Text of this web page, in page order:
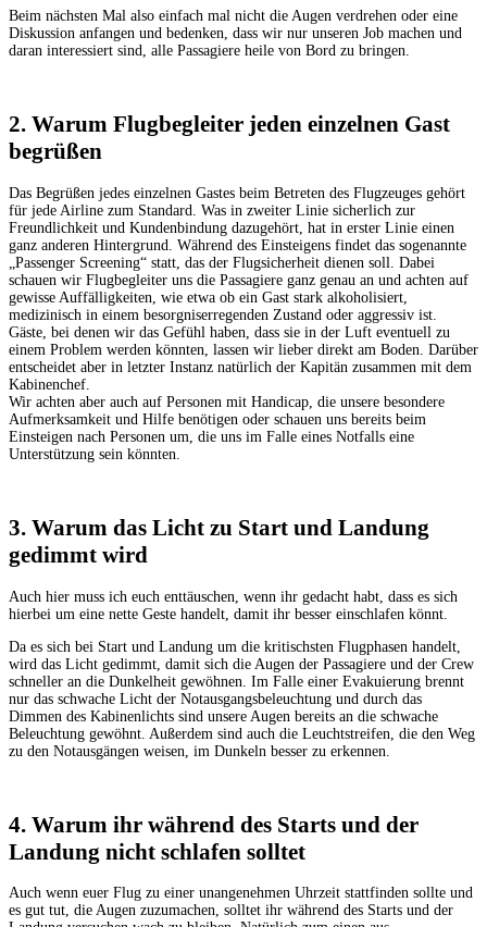
Beim nächsten Mal also einfach mal nicht die Augen verdrehen oder eine
Diskussion anfangen und bedenken, dass wir nur unseren Job machen und
daran interessiert sind, alle Passagiere heile von Bord zu bringen.
2. Warum Flugbegleiter jeden einzelnen Gast
begrüßen
Das Begrüßen jedes einzelnen Gastes beim Betreten des Flugzeuges gehört
für jede Airline zum Standard. Was in zweiter Linie sicherlich zur
Freundlichkeit und Kundenbindung dazugehört, hat in erster Linie einen
ganz anderen Hintergrund. Während des Einsteigens findet das sogenannte
„Passenger Screening“ statt, das der Flugsicherheit dienen soll. Dabei
schauen wir Flugbegleiter uns die Passagiere ganz genau an und achten auf
gewisse Auffälligkeiten, wie etwa ob ein Gast stark alkoholisiert,
medizinisch in einem besorgniserregenden Zustand oder aggressiv ist.
Gäste, bei denen wir das Gefühl haben, dass sie in der Luft eventuell zu
einem Problem werden könnten, lassen wir lieber direkt am Boden. Darüber
entscheidet aber in letzter Instanz natürlich der Kapitän zusammen mit dem
Kabinenchef.
Wir achten aber auch auf Personen mit Handicap, die unsere besondere
Aufmerksamkeit und Hilfe benötigen oder schauen uns bereits beim
Einsteigen nach Personen um, die uns im Falle eines Notfalls eine
Unterstützung sein könnten.
3. Warum das Licht zu Start und Landung
gedimmt wird
Auch hier muss ich euch enttäuschen, wenn ihr gedacht habt, dass es sich
hierbei um eine nette Geste handelt, damit ihr besser einschlafen könnt.
Da es sich bei Start und Landung um die kritischsten Flugphasen handelt,
wird das Licht gedimmt, damit sich die Augen der Passagiere und der Crew
schneller an die Dunkelheit gewöhnen. Im Falle einer Evakuierung brennt
nur das schwache Licht der Notausgangsbeleuchtung und durch das
Dimmen des Kabinenlichts sind unsere Augen bereits an die schwache
Beleuchtung gewöhnt. Außerdem sind auch die Leuchtstreifen, die den Weg
zu den Notausgängen weisen, im Dunkeln besser zu erkennen.
4. Warum ihr während des Starts und der
Landung nicht schlafen solltet
Auch wenn euer Flug zu einer unangenehmen Uhrzeit stattfinden sollte und
es gut tut, die Augen zuzumachen, solltet ihr während des Starts und der